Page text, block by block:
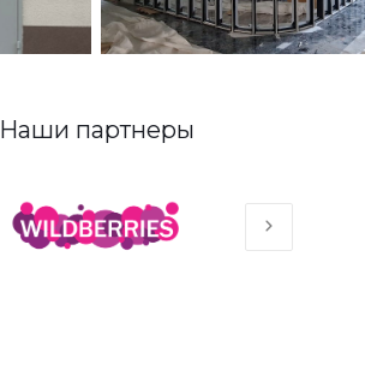
Наши партнеры